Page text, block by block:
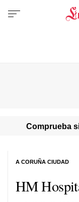
Comprueba
HM
A CORUÑA CIUDAD